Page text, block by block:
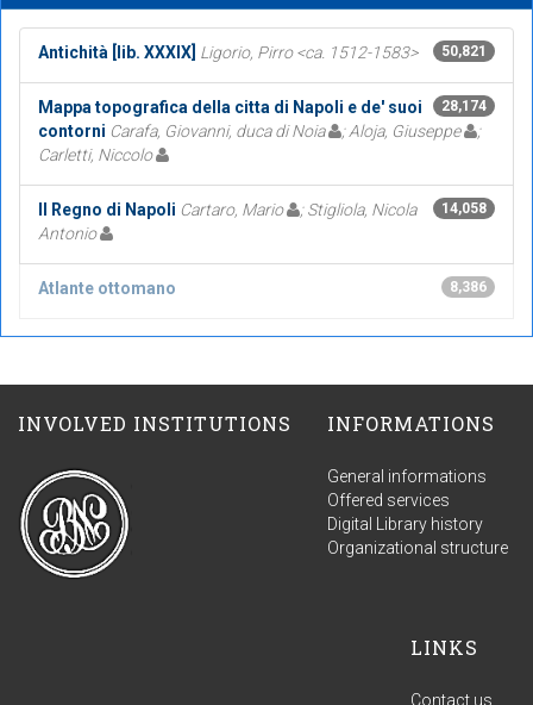
50,821
Antichità [lib. XXXIX] Ligorio, Pirro <ca. 1512-1583>
28,174
Mappa topografica della citta di Napoli e de' suoi
contorni Carafa, Giovanni, duca di Noia ; Aloja, Giuseppe
;
Carletti, Niccolo
14,058
Il Regno di Napoli Cartaro, Mario
; Stigliola, Nicola
Antonio
8,386
Atlante ottomano
INVOLVED INSTITUTIONS INFORMATIONS
General informations
Offered services
Digital Library history
Organizational structure
LINKS
Contact us